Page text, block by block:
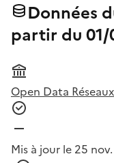
Données
partir du 01/
Open Data
Mis à jour le 25